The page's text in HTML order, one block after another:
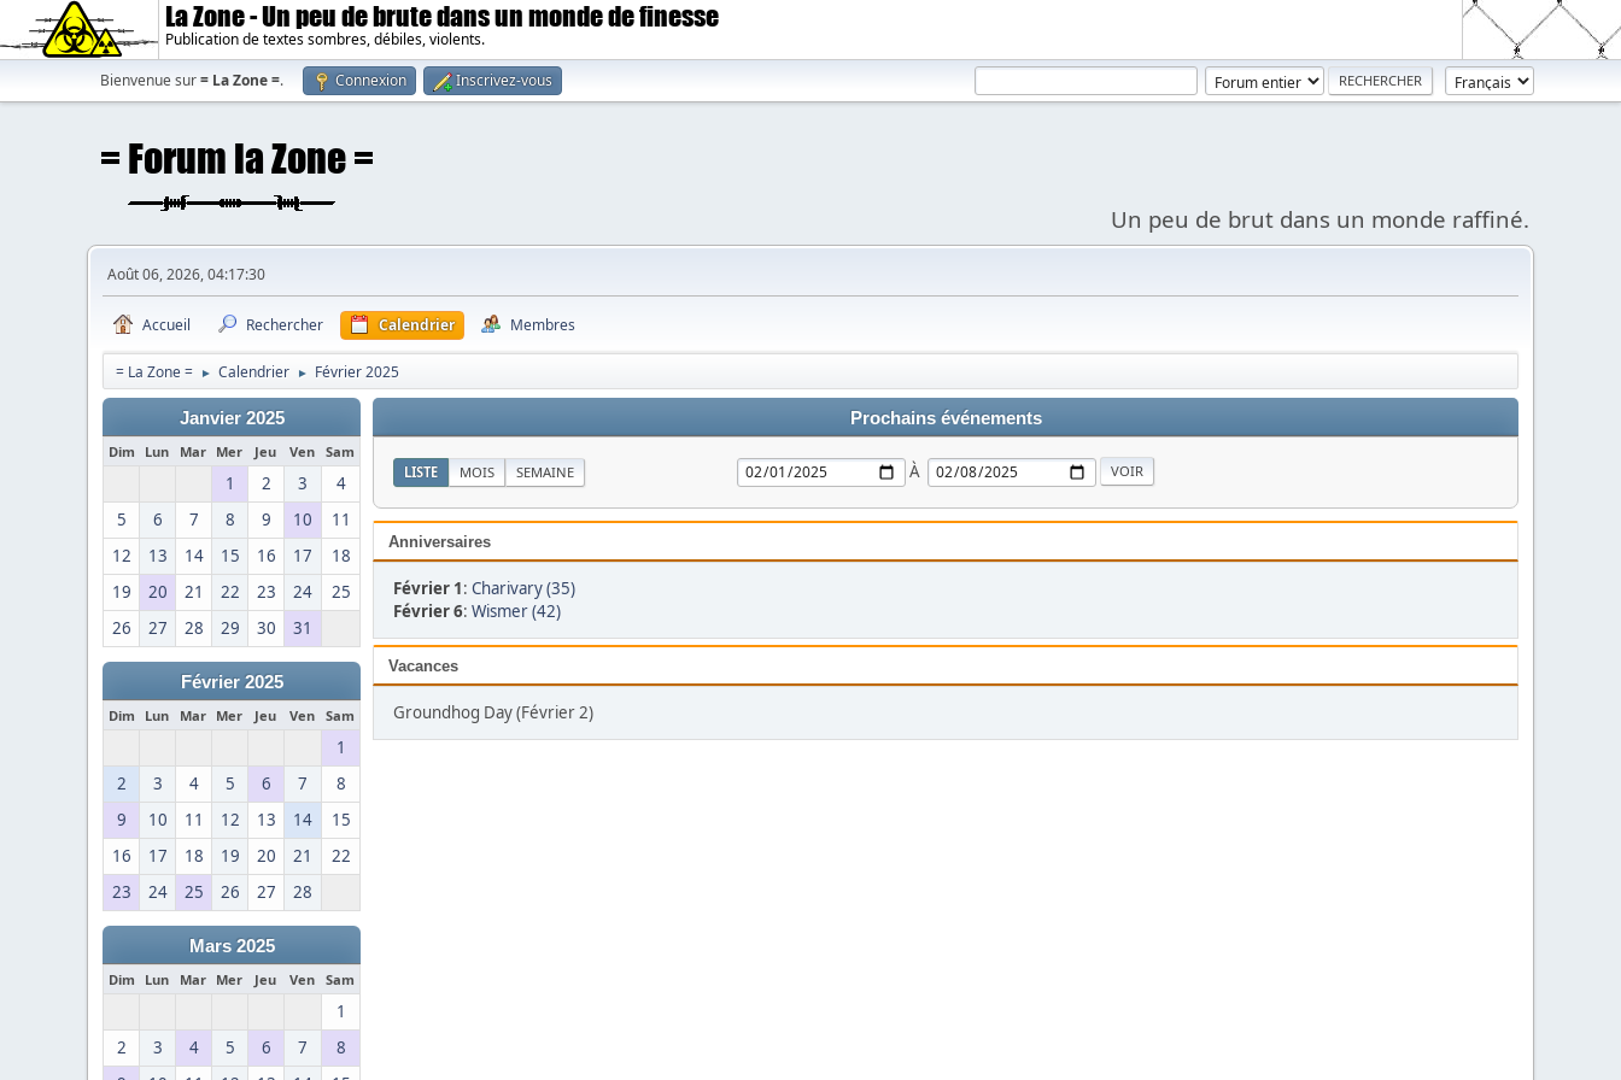
La Zone - Un peu de brute dans un monde de finesse
Publication de textes sombres, débiles, violents.
Bienvenue sur= La Zone =. Connexion Inscrivez-vous
Un peu de brut dans un monde raffiné.
Août 06, 2026, 04:17:30
Accueil Rechercher Calendrier Membres
= La Zone = ► Calendrier ► Février 2025
Janvier 2025
Dim Lun Mar Mer Jeu Ven Sam
1 2 3
4
5
6 7 8 9 10
11
12
13 14 15 16 17
18
19
20 21 22 23 24
25
26
27 28 29 30 31
Février 2025
Dim Lun Mar Mer Jeu Ven Sam
1
2
3 4 5 6 7
8
9
10 11 12 13 14
15
16
17 18 19 20 21
22
23
24 25 26 27 28
Mars 2025
Dim Lun Mar Mer Jeu Ven Sam
1
2
3 4 5 6 7
8
Prochains événements
LISTE MOIS SEMAINE À
Anniversaires
Février 1: Charivary (35)
Février 6: Wismer (42)
Vacances
Groundhog Day (Février 2)